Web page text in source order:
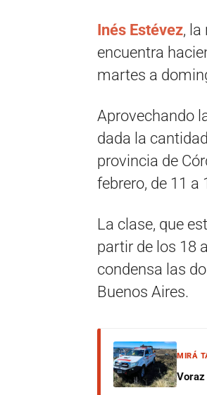
Inés Estévez, la
encuentra
martes a
Aprovechando
dada la
provincia de
febrero, de 11 a
La clase, que
partir de los 18
condensa las
Buenos Aires.
MIRÁ